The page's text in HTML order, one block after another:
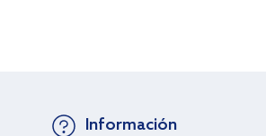
Información